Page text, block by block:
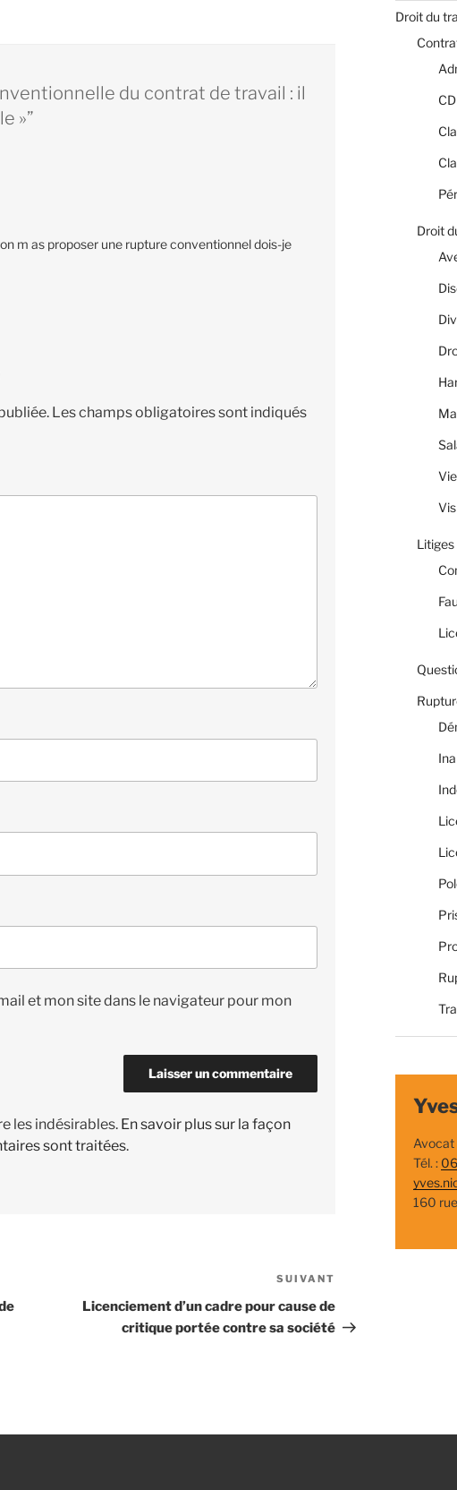
du contrat de travail : il
»”
m as proposer une rupture conventionnel dois-je
Les champs obligatoires sont indiqués
et mon site dans le navigateur pour mon
les indésirables. En savoir plus sur la façon
sont traitées.
SUIVANT
Licenciement d’un cadre pour cause de
critique portée contre sa société
Droit du
Droit
Litiges
Avocat
Tél. :
160